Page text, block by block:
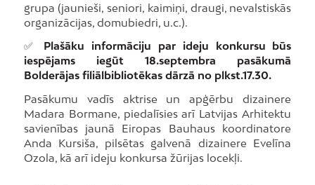
grupa (jaunieši, seniori, kaimiņi, draugi, nevalstiskās
organizācijas, domubiedri, u.c.).
✅ Plašāku informāciju par ideju konkursu būs
iespējams iegūt 18.septembra pasākumā
Bolderājas filiālbibliotēkas dārzā no plkst.17.30.
Pasākumu vadīs aktrise un apģērbu dizainere
Madara Bormane, piedalīsies arī Latvijas Arhitektu
savienības jaunā Eiropas Bauhaus koordinatore
Anda Kursiša, pilsētas galvenā dizainere Evelīna
Ozola, kā arī ideju konkursa žūrijas locekļi.